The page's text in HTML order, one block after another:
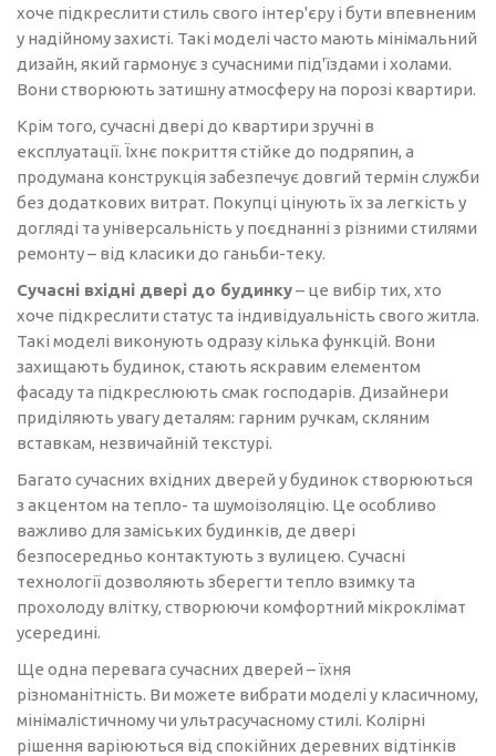
хоче підкреслити стиль свого інтер'єру і бути впевненим
у надійному захисті. Такі моделі часто мають мінімальний
дизайн, який гармонує з сучасними під'їздами і холами.
Вони створюють затишну атмосферу на порозі квартири.
Крім того, сучасні двері до квартири зручні в
експлуатації. Їхнє покриття стійке до подряпин, а
продумана конструкція забезпечує довгий термін служби
без додаткових витрат. Покупці цінують їх за легкість у
догляді та універсальність у поєднанні з різними стилями
ремонту – від класики до ганьби-теку.
Сучасні вхідні двері до будинку– це вибір тих, хто
хоче підкреслити статус та індивідуальність свого житла.
Такі моделі виконують одразу кілька функцій. Вони
захищають будинок, стають яскравим елементом
фасаду та підкреслюють смак господарів. Дизайнери
приділяють увагу деталям: гарним ручкам, скляним
вставкам, незвичайній текстурі.
Багато сучасних вхідних дверей у будинок створюються
з акцентом на тепло- та шумоізоляцію. Це особливо
важливо для заміських будинків, де двері
безпосередньо контактують з вулицею. Сучасні
технології дозволяють зберегти тепло взимку та
прохолоду влітку, створюючи комфортний мікроклімат
усередині.
Ще одна перевага сучасних дверей – їхня
різноманітність. Ви можете вибрати моделі у класичному,
мінімалістичному чи ультрасучасному стилі. Колірні
рішення варіюються від спокійних деревних відтінків